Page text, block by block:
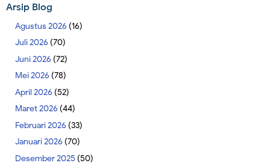
Arsip Blog
Agustus 2026 (16)
Juli 2026 (70)
Juni 2026 (72)
Mei 2026 (78)
April 2026 (52)
Maret 2026 (44)
Februari 2026 (33)
Januari 2026 (70)
Desember 2025 (50)